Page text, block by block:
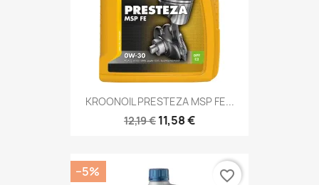
KROONOIL PRESTEZA MSP FE...
12,19 € 11,58 €
−5% favorite_border